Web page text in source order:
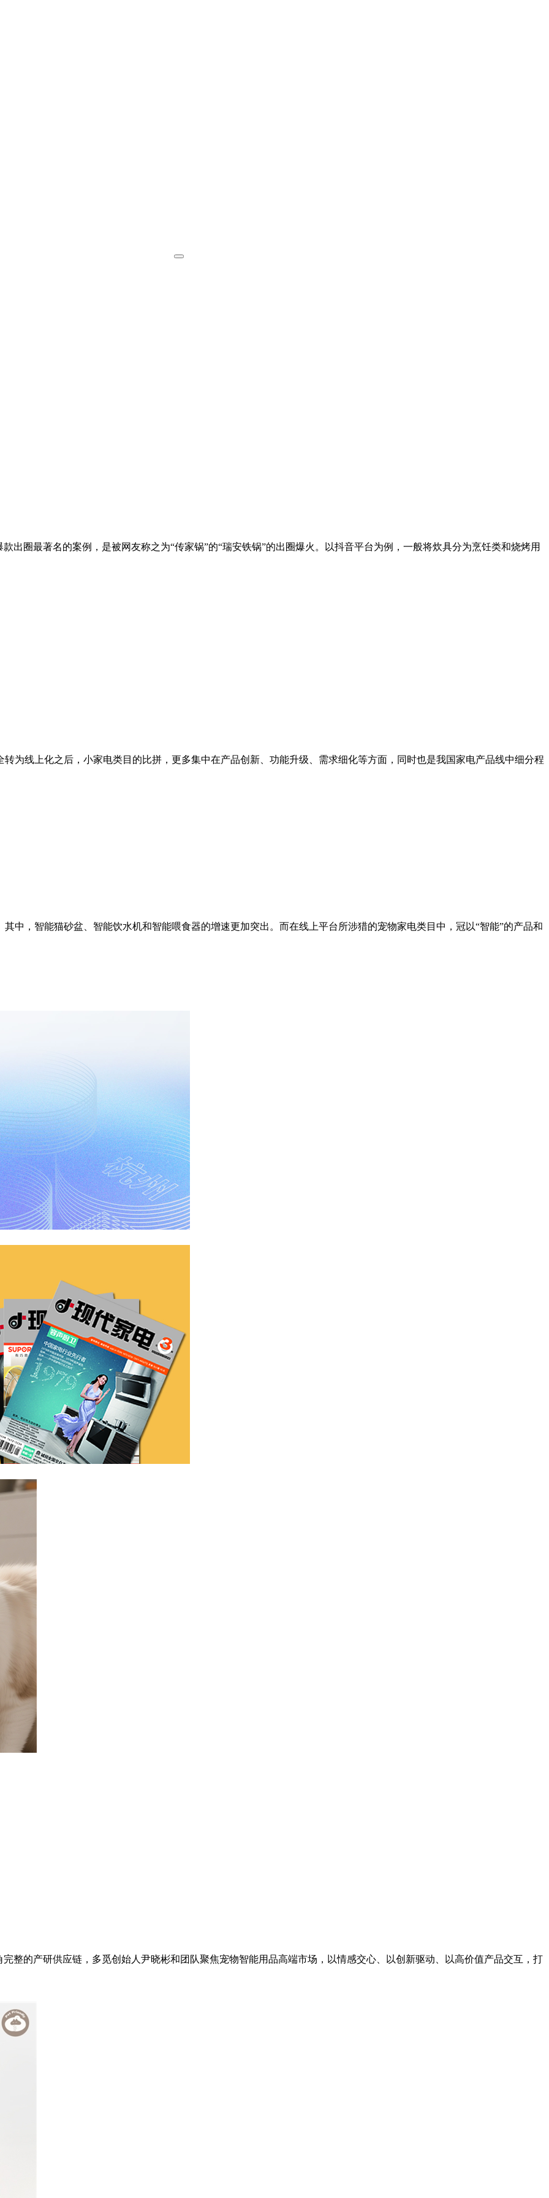
出圈最著名的案例，是被网友称之为“传家锅”的“瑞安铁锅”的出圈爆火。以抖音平台为例，一般将炊具分为烹饪类和烧烤用
为线上化之后，小家电类目的比拼，更多集中在产品创新、功能升级、需求细化等方面，同时也是我国家电产品线中细分程
中，智能猫砂盆、智能饮水机和智能喂食器的增速更加突出。而在线上平台所涉猎的宠物家电类目中，冠以“智能”的产品和
整的产研供应链，多觅创始人尹晓彬和团队聚焦宠物智能用品高端市场，以情感交心、以创新驱动、以高价值产品交互，打